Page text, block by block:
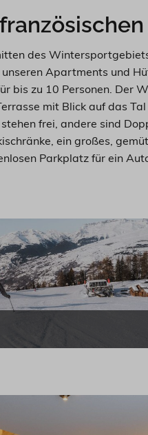
des
Apartments und
zu 10 Personen. Der
mit Blick auf das
frei, andere sind
ein großes,
Parkplatz für ein